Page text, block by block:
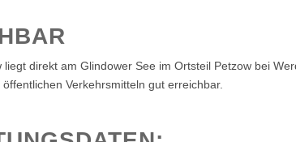
direkt am Glindower See im Ortsteil Petzow bei
Verkehrsmitteln gut erreichbar.